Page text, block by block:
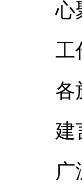
心
工
各
建
广